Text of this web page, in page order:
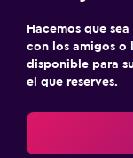
Hacemos que
con los amigos o
disponible para
el que reserves.